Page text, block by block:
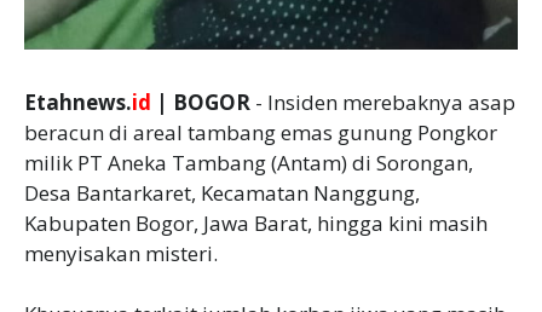
Etahnews.id | BOGOR - Insiden merebaknya asap
beracun di areal tambang emas gunung Pongkor
milik PT Aneka Tambang (Antam) di Sorongan,
Desa Bantarkaret, Kecamatan Nanggung,
Kabupaten Bogor, Jawa Barat, hingga kini masih
menyisakan misteri.